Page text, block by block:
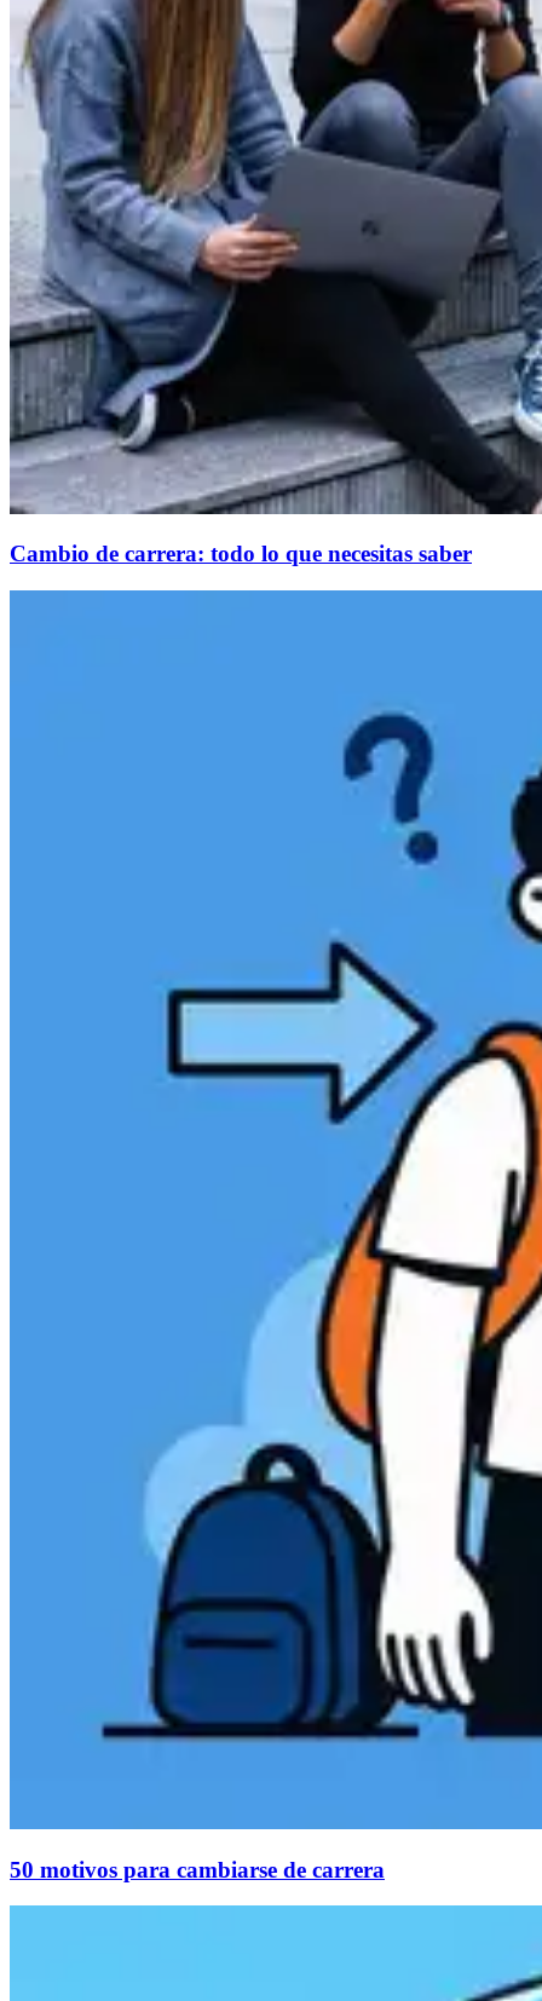
Cambio de carrera: todo lo que necesitas saber
50 motivos para cambiarse de carrera